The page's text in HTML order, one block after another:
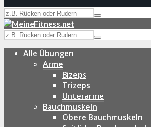
Alle Übungen
Arme
Bizeps
Trizeps
Unterarme
Bauchmuskeln
Obere Bauchmuskeln